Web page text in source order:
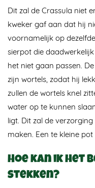
Dit zal de Crassula niet
kweker gaf aan dat hij
voornamelijk op
sierpot die
het niet gaan passen.
zijn wortels, zodat hij
zullen de wortels knel
water op te kunnen
ligt. Dit zal de
maken. Een te kleine
Hoe kan ik het
stekken?